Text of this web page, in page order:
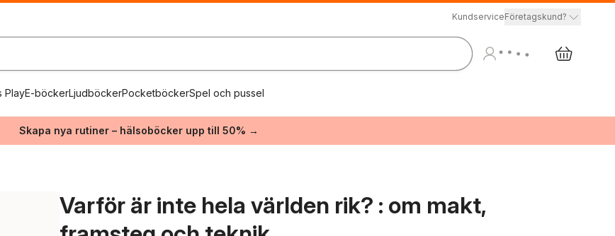
KundserviceFöretagskund?
PlayE-böckerLjudböckerPocketböckerSpel och pussel
Skapa nya rutiner – hälsoböcker upp till 50% →
Varför är inte hela världen rik? : om makt,